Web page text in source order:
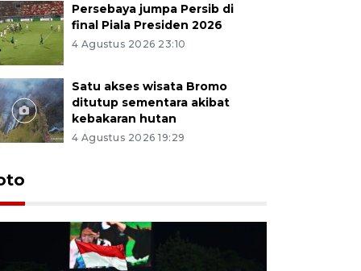
Persebaya jumpa Persib di
final Piala Presiden 2026
4 Agustus 2026 23:10
Satu akses wisata Bromo
ditutup sementara akibat
kebakaran hutan
4 Agustus 2026 19:29